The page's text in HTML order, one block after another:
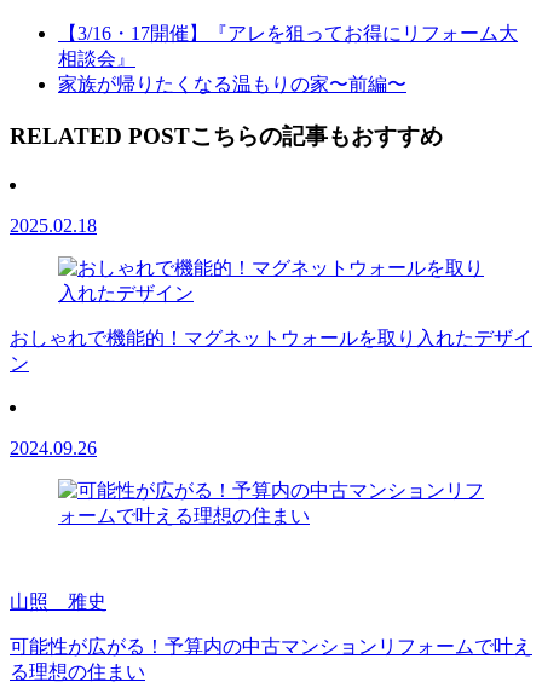
【3/16・17開催】『アレを狙ってお得にリフォーム大
相談会』
家族が帰りたくなる温もりの家〜前編〜
RELATED POSTこちらの記事もおすすめ
2025.02.18
おしゃれで機能的！マグネットウォールを取り入れたデザイ
ン
2024.09.26
山照 雅史
可能性が広がる！予算内の中古マンションリフォームで叶え
る理想の住まい